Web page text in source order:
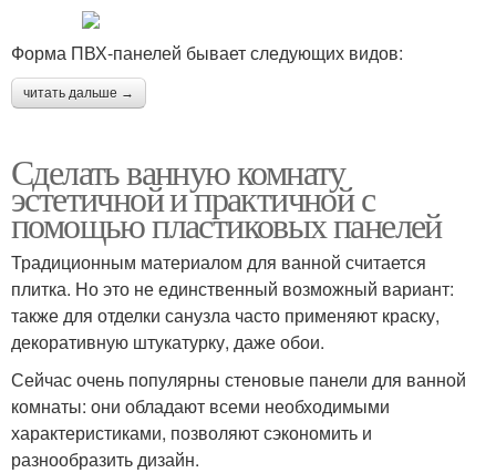
Форма ПВХ-панелей бывает следующих видов:
читать дальше →
Сделать ванную комнату
эстетичной и практичной с
помощью пластиковых панелей
Традиционным материалом для ванной считается
плитка. Но это не единственный возможный вариант:
также для отделки санузла часто применяют краску,
декоративную штукатурку, даже обои.
Сейчас очень популярны стеновые панели для ванной
комнаты: они обладают всеми необходимыми
характеристиками, позволяют сэкономить и
разнообразить дизайн.